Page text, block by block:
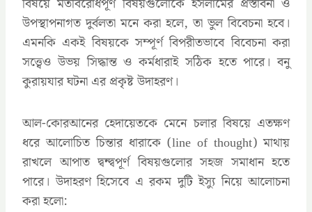
উপস্থাপনাগত দুর্বলতা মনে করা হলে, তা ভুল বিবেচনা হবে।
এমনকি একই বিষয়কে সম্পূর্ণ বিপরীতভাবে বিবেচনা করা
সত্ত্বেও উভয় সিদ্ধান্ত ও কর্মধারাই সঠিক হতে পারে। বনু
কুরায়যার ঘটনা এর প্রকৃষ্ট উদাহরণ।
আল-কোরআনের হেদায়েতকে মেনে চলার বিষয়ে এতক্ষণ
ধরে আলোচিত চিন্তার ধারাকে (line of thought) মাথায়
রাখলে আপাত দ্বন্দ্বপূর্ণ বিষয়গুলোর সহজ সমাধান হতে
পারে। উদাহরণ হিসেবে এ রকম দুটি ইস্যু নিয়ে আলোচনা
করা হলো: